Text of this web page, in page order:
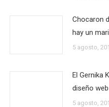
Chocaron
hay un
5 agosto,
El Gernika
diseño
5 agosto,